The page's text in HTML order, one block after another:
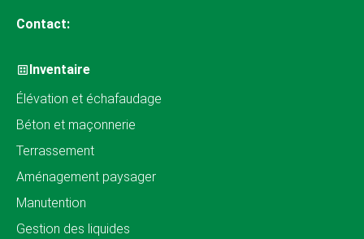
Contact:
Inventaire
Élévation et échafaudage
Béton et maçonnerie
Terrassement
Aménagement paysager
Manutention
Gestion des liquides